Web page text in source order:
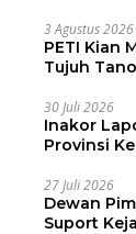
3 Agustus 2026
PETI Kian
Tujuh
30 Juli 2026
Inakor
Provinsi
27 Juli 2026
Dewan
Suport